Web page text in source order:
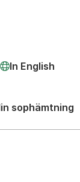
In English
sophämtning